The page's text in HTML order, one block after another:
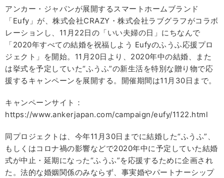
アンカー・ジャパンが展開するスマートホームブランド
「Eufy」が、株式会社CRAZY・株式会社ラブグラフがコラボ
レーションし、11月22日の「いい夫婦の日」にちなんで
「2020年すべての結婚を祝福しよう Eufyのふうふ応援プロ
ジェクト」を開始。11月20日より、2020年中の結婚、また
は挙式を予定していた“ふうふ”の新生活を特別な贈り物で応
援するキャンペーンを展開する。開催期間は11月30日まで。
キャンペーンサイト：
https://www.ankerjapan.com/campaign/eufy/1122.html
同プロジェクトは、今年11月30日までに結婚した“ふうふ”、
もしくはコロナ禍の影響などで2020年中に予定していた結婚
式が中止・延期になった“ふうふ”を応援するために企画され
た。法的な婚姻関係のみならず、事実婚やパートナーシップ